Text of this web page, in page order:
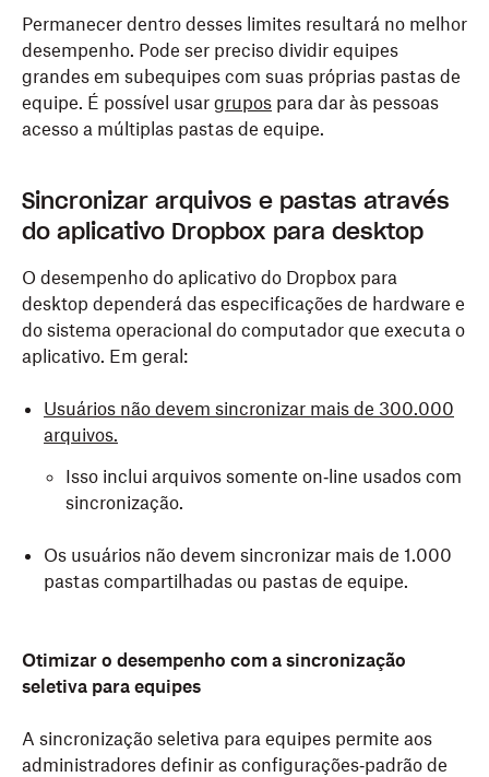
Permanecer dentro desses limites resultará no melhor
desempenho. Pode ser preciso dividir equipes
grandes em subequipes com suas próprias pastas de
equipe. É possível usar grupos para dar às pessoas
acesso a múltiplas pastas de equipe.
Sincronizar arquivos e pastas através
do aplicativo Dropbox para desktop
O desempenho do aplicativo do Dropbox para
desktop dependerá das especificações de hardware e
do sistema operacional do computador que executa o
aplicativo. Em geral:
Usuários não devem sincronizar mais de 300.000
arquivos.
Isso inclui arquivos somente on‑line usados com
sincronização.
Os usuários não devem sincronizar mais de 1.000
pastas compartilhadas ou pastas de equipe.
Otimizar o desempenho com a sincronização
seletiva para equipes
A sincronização seletiva para equipes permite aos
administradores definir as configurações‑padrão de